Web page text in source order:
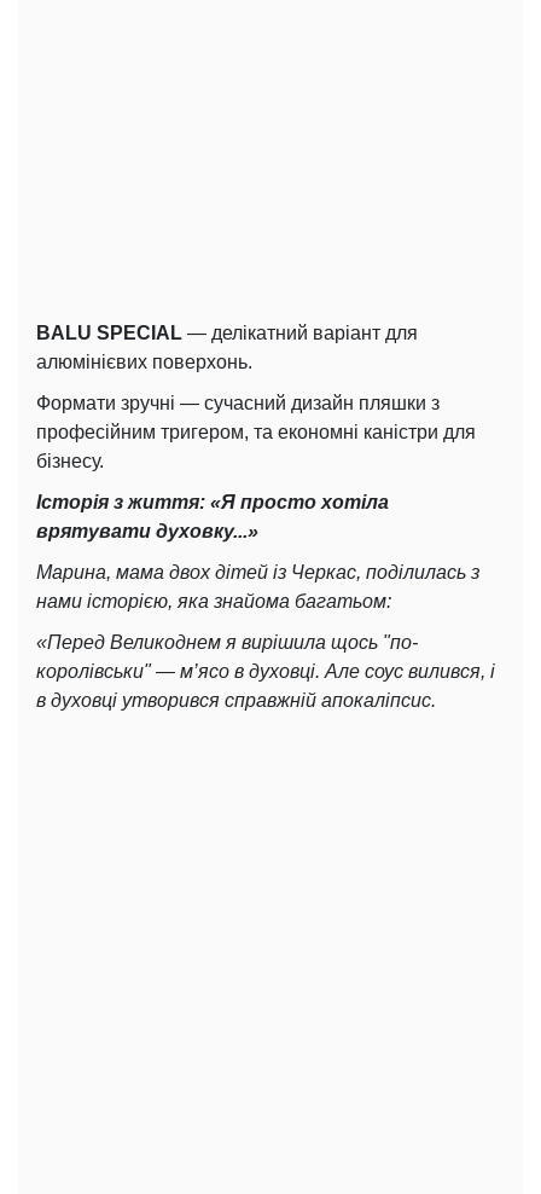
BALU SPECIAL — делікатний варіант для
алюмінієвих поверхонь.
Формати зручні — сучасний дизайн пляшки з
професійним тригером, та економні каністри для
бізнесу.
Історія з життя: «Я просто хотіла
врятувати духовку...»
Марина, мама двох дітей із Черкас, поділилась з
нами історією, яка знайома багатьом:
«Перед Великоднем я вирішила щось "по-
королівськи" — м’ясо в духовці. Але соус вилився, і
в духовці утворився справжній апокаліпсис.